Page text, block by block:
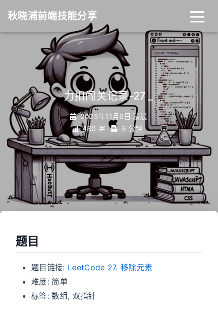
秋晓浦前端技能分享
力扣闯关记录-27
2025年11月6日 凌晨
480 字
5 分钟
题目
题目链接: LeetCode 27. 移除元素
难度: 简单
标签: 数组, 双指针